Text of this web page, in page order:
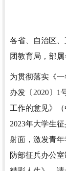
各省、自治区
团教育局，部
为贯彻落实《
办发〔2020〕1
工作的意见》
2023年大学生
射面，激发青
防部征兵办公